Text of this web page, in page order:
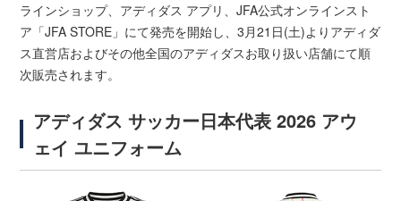
ラインショップ、アディダス アプリ、JFA公式オンラインスト
ア「JFA STORE」にて発売を開始し、3月21日(土)よりアディダ
ス直営店およびその他全国のアディダスお取り扱い店舗にて順
次販売されます。
アディダス サッカー日本代表 2026 アウ
ェイ ユニフォーム